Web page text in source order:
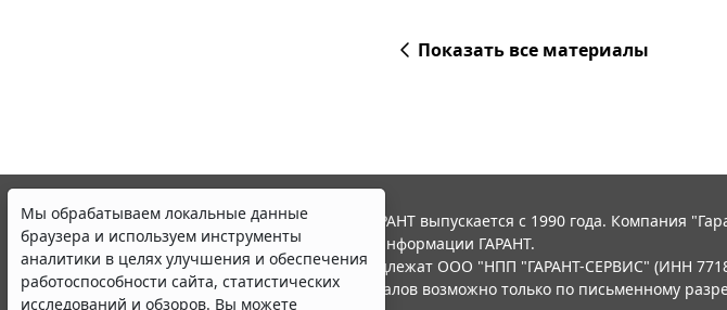
Показать все материалы
Мы обрабатываем локальные данные
браузера и используем инструменты
аналитики в целях улучшения и обеспечения
работоспособности сайта, статистических
исследований и обзоров. Вы можете
© ООО "НПП "ГАРАНТ-СЕРВИС", 2026. Система ГАРАНТ выпускается с 1990 года. Компания
участниками Российской ассоциации правовой информации ГАРАНТ.
Все права на материалы сайта ГАРАНТ.РУ принадлежат ООО "НПП "ГАРАНТ-СЕРВИС" (ИНН
Полное или частичное воспроизведение материалов возможно только по письменному